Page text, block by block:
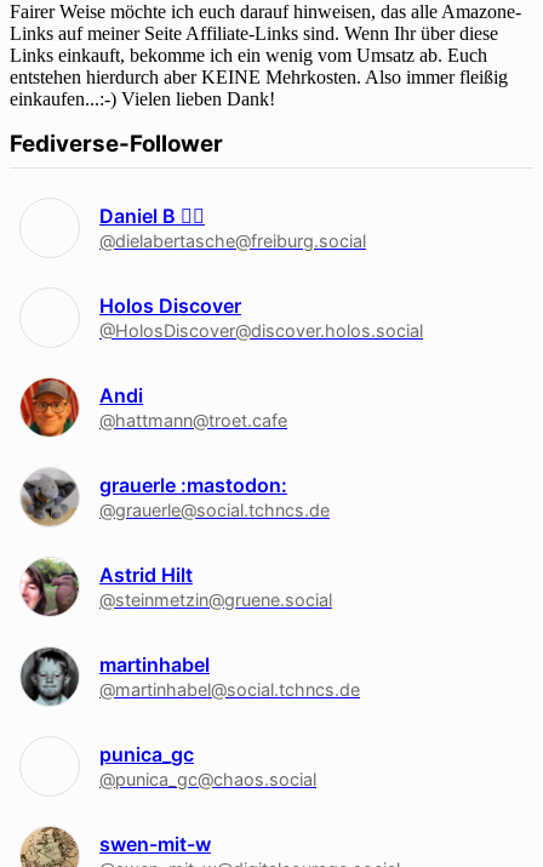
Fairer Weise möchte ich euch darauf hinweisen, das alle Amazone-
Links auf meiner Seite Affiliate-Links sind. Wenn Ihr über diese
Links einkauft, bekomme ich ein wenig vom Umsatz ab. Euch
entstehen hierdurch aber KEINE Mehrkosten. Also immer fleißig
einkaufen...:-) Vielen lieben Dank!
Fediverse-Follower
Daniel B 🏳‍🌈
@dielabertasche@freiburg.social
Holos Discover
@HolosDiscover@discover.holos.social
Andi
@hattmann@troet.cafe
grauerle :mastodon:
@grauerle@social.tchncs.de
Astrid Hilt
@steinmetzin@gruene.social
martinhabel
@martinhabel@social.tchncs.de
punica_gc
@punica_gc@chaos.social
swen-mit-w